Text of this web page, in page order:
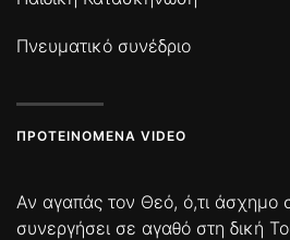
Πνευματικό συνέδριο
ΠΡΟΤΕΙΝΌΜΕΝΑ VIDEO
Αν αγαπάς τον Θεό, ό,τι άσχημο
συνεργήσει σε αγαθό στη δική